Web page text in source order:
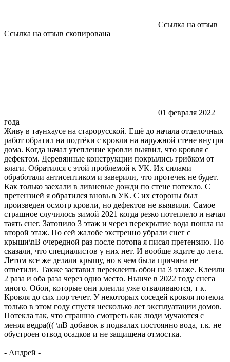
Ссылка на отзыв
Ссылка на отзыв скопирована
01 февраля 2022
года
Живу в таунхаусе на старорусской. Ещё до начала отделочных
работ обратил на подтёки с кровли на наружной стене внутри
дома. Когда начал утепление кровли выявил, что кровля с
дефектом. Деревянные конструкции покрылись грибком от
влаги. Обратился с этой проблемой к УК. Их силами
обработали антисептиком и заверили, что протечек не будет.
Как только заехали в ливневые дожди по стене потекло. С
претензией я обратился вновь в УК. С их стороны был
произведен осмотр кровли, но дефектов не выявили. Самое
страшное случилось зимой 2021 когда резко потеплело и начал
таять снег. Затопило 3 этаж и через перекрытие вода пошла на
второй этаж. По сей жалобе экстренно убрали снег с
крыши\nВ очередной раз после потопа я писал претензию. Но
сказали, что специалистов у них нет. И вообще ждите до лета.
Летом все же делали крышу, но в чем была причина не
ответили. Также заставил переклеить обои на 3 этаже. Клеили
2 раза и оба раза через одно место. Нынче в 2022 году снега
много. Обои, которые они клеили уже отваливаются, т к.
Кровля до сих пор течет. У некоторых соседей кровля потекла
только в этом году спустя несколько лет эксплуатации домов.
Потекла так, что страшно смотреть как люди мучаются с
меняя ведра((( \nВ добавок в подвалах постоянно вода, т.к. не
обустроен отвод осадков и не защищена отмостка.
- Андрей -